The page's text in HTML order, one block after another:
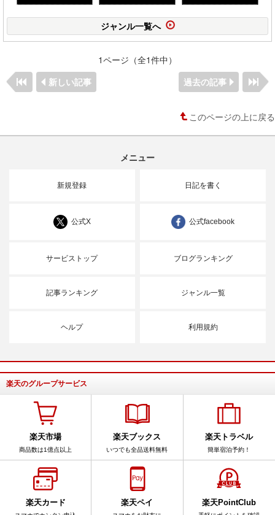
ジャンル一覧へ
1ページ（全1件中）
新しい記事
過去の記事
このページの上に戻る
メニュー
新規登録 日記を書く
公式X 公式facebook
サービストップ ブログランキング
記事ランキング ジャンル一覧
ヘルプ 利用規約
楽天のグループサービス
楽天市場
商品数は1億点以上
楽天ブックス
いつでも全品送料無料
楽天トラベル
簡単宿泊予約！
楽天カード 楽天ペイ 楽天PointClub